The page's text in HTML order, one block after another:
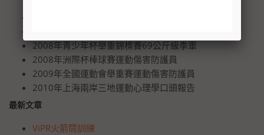
2008年青少年杯舉重錦標賽69公斤級季軍
2008年洲際杯棒球賽運動傷害防護員
2009年全國運動會舉重賽運動傷害防護員
2010年上海兩岸三地運動心理學口頭報告
最新文章
ViPR火箭筒訓練